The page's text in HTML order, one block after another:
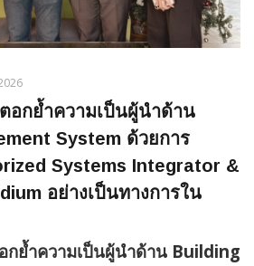
อกย้ำความเป็นผู้นำด้าน
System ด้วยการ
Systems Integrator &
อย่างเป็นทางการใน
กย้ำความเป็นผู้นำด้าน Building